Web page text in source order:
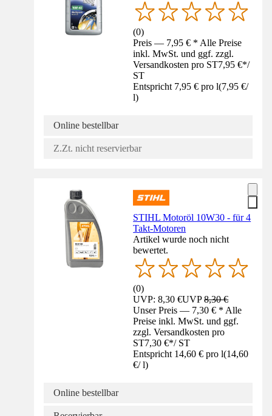
(0)
Preis — 7,95 € * Alle Preise
inkl. MwSt. und ggf. zzgl.
Versandkosten pro ST7,95 €*/
ST
Entspricht 7,95 € pro l(7,95 €/
l)
Online bestellbar
Z.Zt. nicht reservierbar
STIHL Motoröl 10W30 - für 4
Takt-Motoren
Artikel wurde noch nicht
bewertet.
(0)
UVP: 8,30 €UVP8,30 €
Unser Preis — 7,30 € * Alle
Preise inkl. MwSt. und ggf.
zzgl. Versandkosten pro
ST7,30 €*/ ST
Entspricht 14,60 € pro l(14,60
€/ l)
Online bestellbar